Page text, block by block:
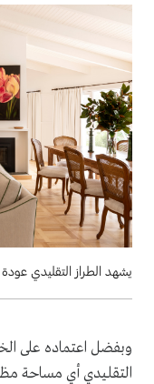
يشهد الطراز التقليدي
وبفضل اعتماده على
التقليدي أي مساحة